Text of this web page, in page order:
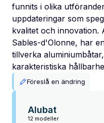
funnits i olika
uppdateringar som
kvalitet och innovation.
Sables-d'Olonne, har
tillverka
karakteristiska
Föreslå en ändring
Alubat
12 modeller